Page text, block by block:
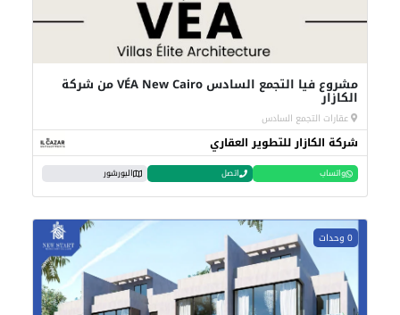
مشروع فيا التجمع السادس VÉA New Cairo من شركة
الكازار
عقارات التجمع السادس
شركة الكازار للتطوير العقاري
واتساب اتصل البورشور
0 وحدات